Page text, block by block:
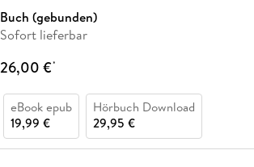
Buch (gebunden)
Sofort lieferbar
26,00 €*
eBook epub
19,99 €
Hörbuch Download
29,95 €